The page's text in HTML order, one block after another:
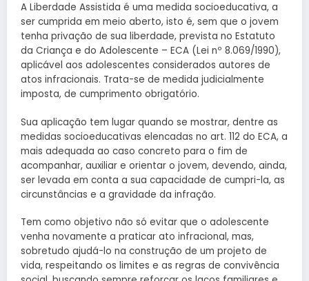
A Liberdade Assistida é uma medida socioeducativa, a
ser cumprida em meio aberto, isto é, sem que o jovem
tenha privação de sua liberdade, prevista no Estatuto
da Criança e do Adolescente – ECA (Lei nº 8.069/1990),
aplicável aos adolescentes considerados autores de
atos infracionais. Trata-se de medida judicialmente
imposta, de cumprimento obrigatório.
Sua aplicação tem lugar quando se mostrar, dentre as
medidas socioeducativas elencadas no art. 112 do ECA, a
mais adequada ao caso concreto para o fim de
acompanhar, auxiliar e orientar o jovem, devendo, ainda,
ser levada em conta a sua capacidade de cumpri-la, as
circunstâncias e a gravidade da infração.
Tem como objetivo não só evitar que o adolescente
venha novamente a praticar ato infracional, mas,
sobretudo ajudá-lo na construção de um projeto de
vida, respeitando os limites e as regras de convivência